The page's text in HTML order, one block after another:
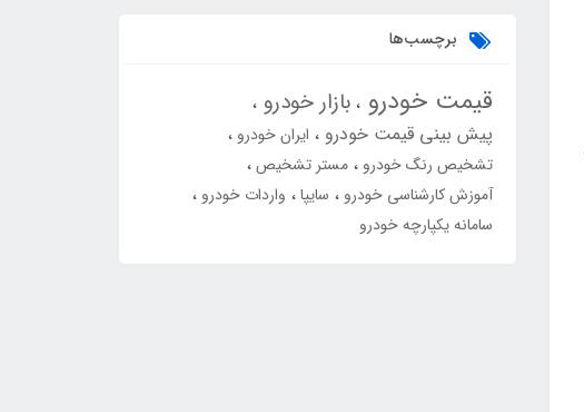
برچسب‌ها
قیمت خودرو بازار خودرو
پیش بینی قیمت خودرو ایران خودرو
تشخیص رنگ خودرو مستر تشخیص
آموزش کارشناسی خودرو سایپا واردات خودرو
سامانه یکپارچه خودرو